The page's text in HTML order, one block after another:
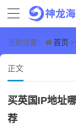
当前位置： 首页
正文
买英国IP地址
荐